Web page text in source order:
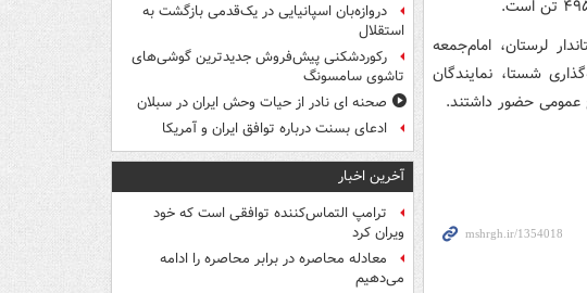
لرستان، امام‌جمعه
شستا، نمایندگان
عمومی حضور داشتند.
دروازه‌بان اسپانیایی در یک‌قدمی بازگشت به
استقلال
رکوردشکنی پیش‌فروش جدیدترین گوشی‌های
تاشوی سامسونگ
صحنه ای نادر از حیات وحش ایران در سبلان
ادعای بسنت درباره توافق ایران و آمریکا
آخرین اخبار
ترامپ التماس‌کننده توافقی است که خود
ویران کرد
معادله محاصره در برابر محاصره را ادامه
می‌دهیم